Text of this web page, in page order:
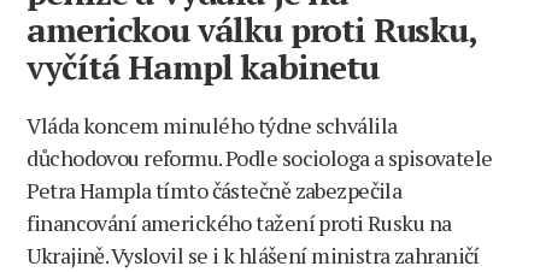
americkou válku proti Rusku,
vyčítá Hampl kabinetu
Vláda koncem minulého týdne schválila
důchodovou reformu. Podle sociologa a spisovatele
Petra Hampla tímto částečně zabezpečila
financování amerického tažení proti Rusku na
Ukrajině. Vyslovil se i k hlášení ministra zahraničí